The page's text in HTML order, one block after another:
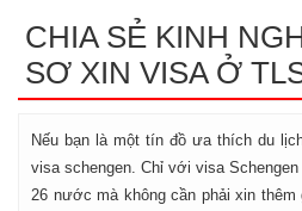
CHIA SẺ KINH
SƠ XIN VISA Ở
Nếu bạn là một tín đồ ưa thích du
visa schengen. Chỉ với visa
26 nước mà không cần phải xin